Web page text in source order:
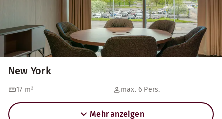
New York
17 m² max. 6 Pers.
Mehr anzeigen